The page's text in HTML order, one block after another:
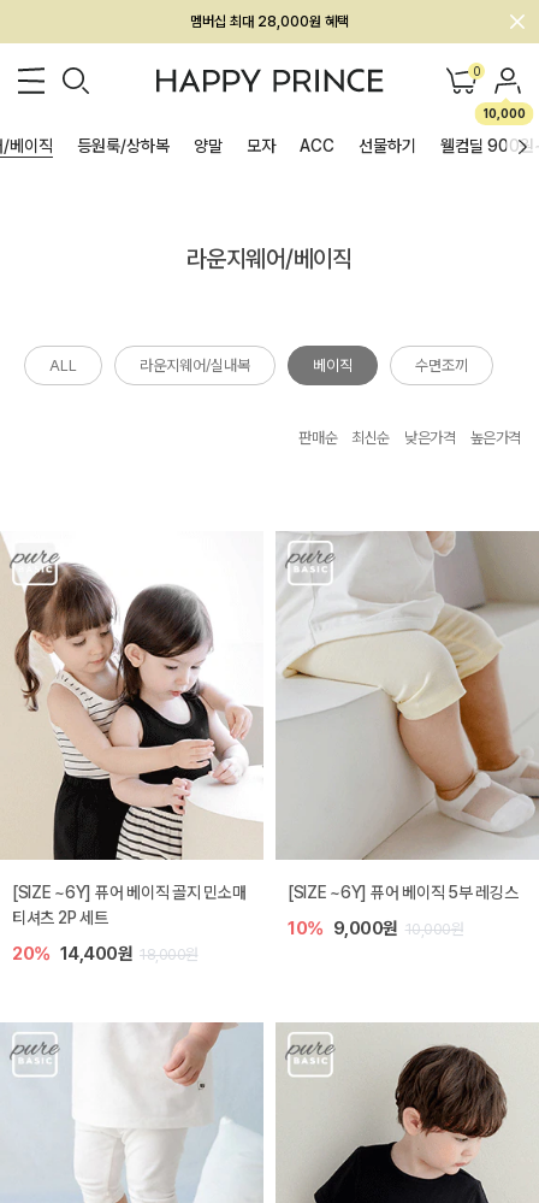
멤버십 최대 28,000원 혜택
0
10,000
/베이직 등원룩/상하복 양말 모자 ACC 선물하기 웰컴딜 900원
라운지웨어/베이직
ALL 라운지웨어/실내복 베이직 수면조끼
판매순 최신순 낮은가격 높은가격
[SIZE ~6Y] 퓨어 베이직 골지 민소매
티셔츠 2P 세트
20% 14,400원 18,000원
[SIZE ~6Y] 퓨어 베이직 5부 레깅스
10% 9,000원 10,000원